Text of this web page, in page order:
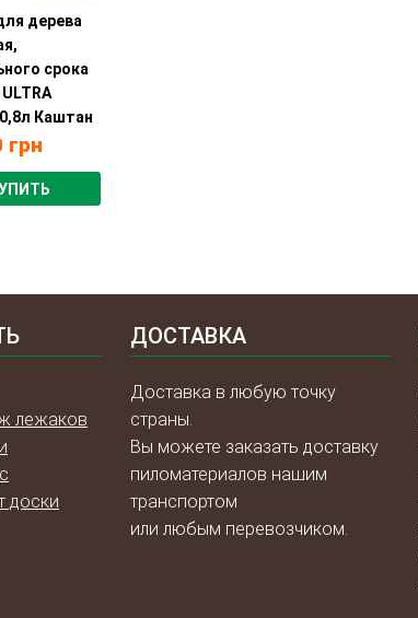
дерева
срока
0,8л Каштан
грн
лежаков
доски
ДОСТАВКА
Доставка в любую точку
страны.
Вы можете заказать доставку
пиломатериалов нашим
транспортом
или любым перевозчиком.